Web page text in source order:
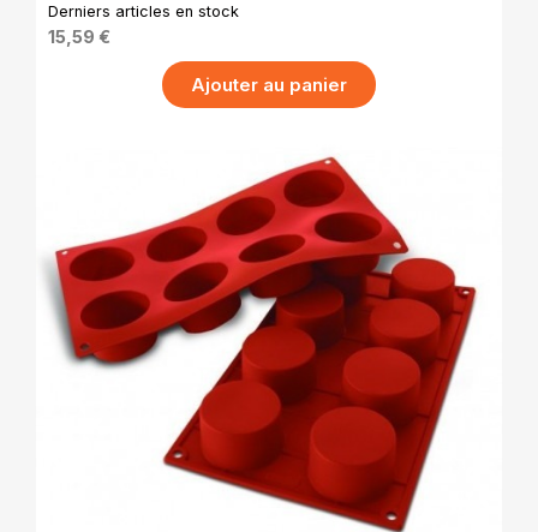
Cylindres en Silicone - 5 cm
Derniers articles en stock
15,59 €
Ajouter au panier